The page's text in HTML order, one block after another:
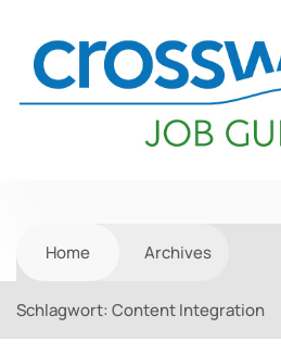
Home Archives
Schlagwort: Content Integration